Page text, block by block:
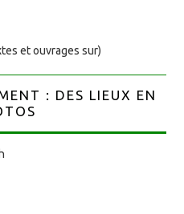
et ouvrages sur)
: DES LIEUX EN